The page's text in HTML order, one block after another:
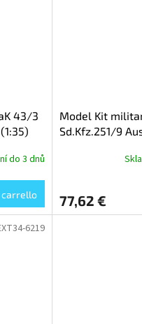
43/3
do 3 dnů
carrello
Model Kit
Sd.Kfz.251/9
77,62 €
6219